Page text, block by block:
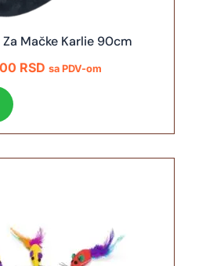
Za Mačke Karlie 90cm
RSD sa PDV-om